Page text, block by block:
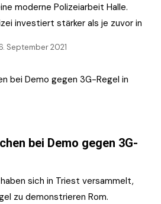
moderne Polizeiarbeit Halle.
investiert stärker als je zuvor in
September 2021
bei Demo gegen 3G-
sich in Triest versammelt,
zu demonstrieren Rom.